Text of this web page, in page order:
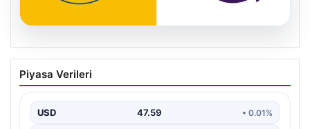
05.08.2026
Fulham, Real Madrid’den İki Yıldız İle
Anlaştı: Toplamda 50 Milyon Euro
Gerçekleşti
Piyasa Verileri
USD 47.59 • 0.01%